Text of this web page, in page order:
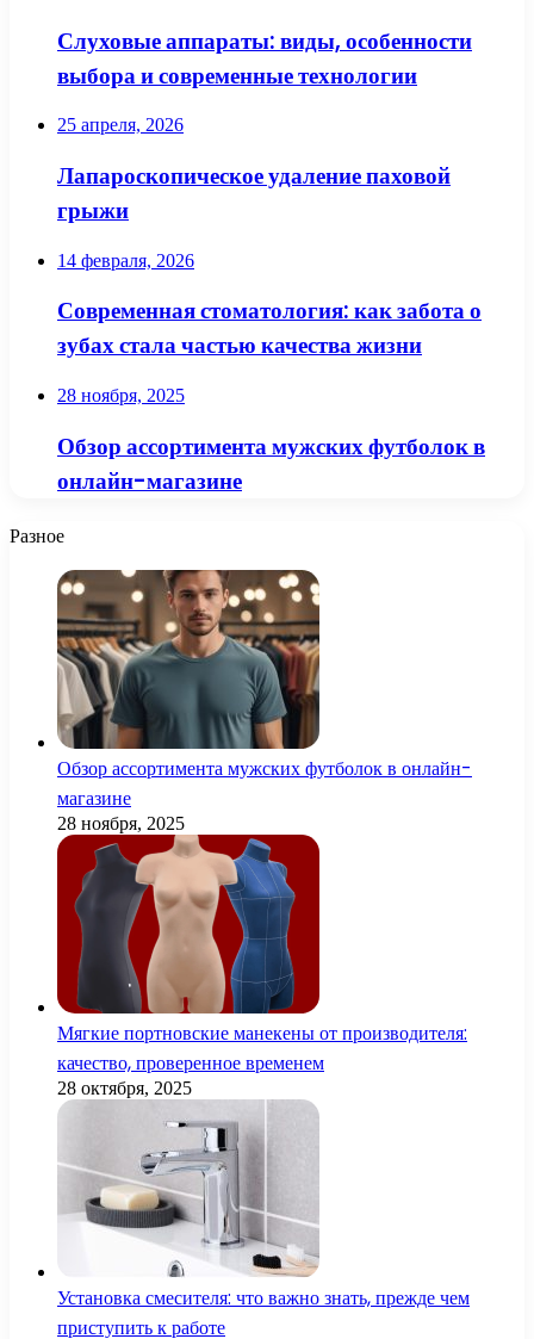
Слуховые аппараты: виды, особенности
выбора и современные технологии
25 апреля, 2026
Лапароскопическое удаление паховой
грыжи
14 февраля, 2026
Современная стоматология: как забота о
зубах стала частью качества жизни
28 ноября, 2025
Обзор ассортимента мужских футболок в
онлайн-магазине
Разное
Обзор ассортимента мужских футболок в онлайн-
магазине
28 ноября, 2025
Мягкие портновские манекены от производителя:
качество, проверенное временем
28 октября, 2025
Установка смесителя: что важно знать, прежде чем
приступить к работе